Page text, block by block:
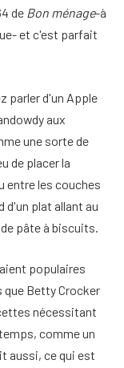
de Bon ménage-à
et c'est parfait
parler d'un Apple
aux
une sorte de
de placer la
entre les couches
d'un plat allant au
pâte à biscuits.
populaires
Betty Crocker
nécessitant
comme un
aussi, ce qui est